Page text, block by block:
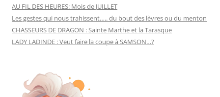
AU FIL DES HEURES: Mois de JUILLET
Les gestes qui nous trahissent….. du bout des lèvres ou du menton
CHASSEURS DE DRAGON : Sainte Marthe et la Tarasque
LADY LADINDE : Veut faire la coupe à SAMSON…?